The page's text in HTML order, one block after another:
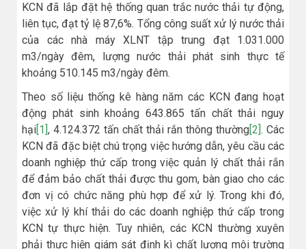
KCN đã lắp đặt hệ thống quan trắc nước thải tự động,
liên tục, đạt tỷ lệ 87,6%. Tổng công suất xử lý nước thải
của các nhà máy XLNT tập trung đạt 1.031.000
m3/ngày đêm, lượng nước thải phát sinh thực tế
khoảng 510.145 m3/ngày đêm.
Theo số liệu thống kê hàng năm các KCN đang hoạt
động phát sinh khoảng 643.865 tấn chất thải nguy
hại [1] , 4.124.372 tấn chất thải rắn thông thường [2] . Các
KCN đã đặc biệt chú trọng việc hướng dẫn, yêu cầu các
doanh nghiệp thứ cấp trong việc quản lý chất thải rắn
để đảm bảo chất thải được thu gom, bàn giao cho các
đơn vị có chức năng phù hợp để xử lý. Trong khi đó,
việc xử lý khí thải do các doanh nghiệp thứ cấp trong
KCN tự thực hiện. Tuy nhiên, các KCN thường xuyên
phải thực hiện giám sát định kì chất lượng môi trường